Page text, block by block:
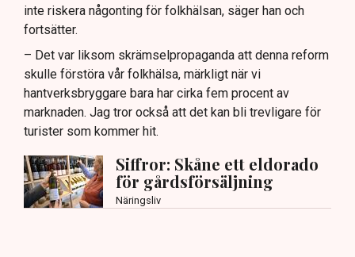
inte riskera någonting för folkhälsan, säger han och
fortsätter.
– Det var liksom skrämselpropaganda att denna reform
skulle förstöra vår folkhälsa, märkligt när vi
hantverksbryggare bara har cirka fem procent av
marknaden. Jag tror också att det kan bli trevligare för
turister som kommer hit.
Siffror: Skåne ett eldorado
för gårdsförsäljning
Näringsliv